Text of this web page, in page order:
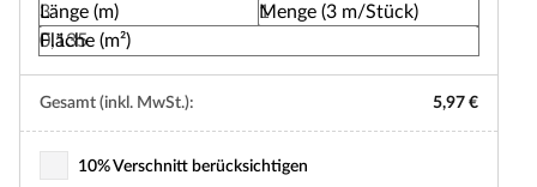
Länge (m)
Menge (3 m/Stück)
Fläche (m²)
Gesamt (inkl. MwSt.): 5,97 €
10% Verschnitt berücksichtigen